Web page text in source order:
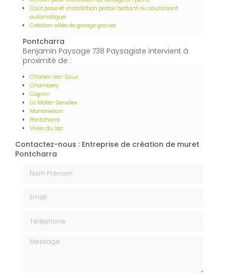
Coût pose et installation portail battant ou coulissant
automatique
Création allée de garage gravier
Pontcharra
Benjamin Paysage 738 Paysagiste intervient à
proximité de :
Challes-les-Eaux
Chambery
Cognin
La Motte-Servolex
Montmelian
Pontcharra
Vivier du lac
Contactez-nous : Entreprise de création de muret
Pontcharra
Message